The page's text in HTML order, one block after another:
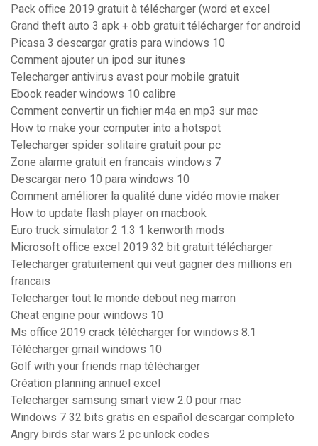
Pack office 2019 gratuit à télécharger (word et excel
Grand theft auto 3 apk + obb gratuit télécharger for android
Picasa 3 descargar gratis para windows 10
Comment ajouter un ipod sur itunes
Telecharger antivirus avast pour mobile gratuit
Ebook reader windows 10 calibre
Comment convertir un fichier m4a en mp3 sur mac
How to make your computer into a hotspot
Telecharger spider solitaire gratuit pour pc
Zone alarme gratuit en francais windows 7
Descargar nero 10 para windows 10
Comment améliorer la qualité dune vidéo movie maker
How to update flash player on macbook
Euro truck simulator 2 1.3 1 kenworth mods
Microsoft office excel 2019 32 bit gratuit télécharger
Telecharger gratuitement qui veut gagner des millions en
francais
Telecharger tout le monde debout neg marron
Cheat engine pour windows 10
Ms office 2019 crack télécharger for windows 8.1
Télécharger gmail windows 10
Golf with your friends map télécharger
Création planning annuel excel
Telecharger samsung smart view 2.0 pour mac
Windows 7 32 bits gratis en español descargar completo
Angry birds star wars 2 pc unlock codes